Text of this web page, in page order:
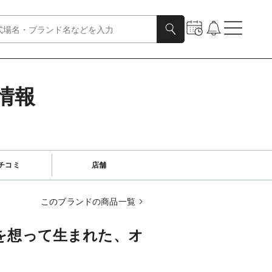
報
コミ 店舗
このブランドの商品一覧
って生まれた、オ